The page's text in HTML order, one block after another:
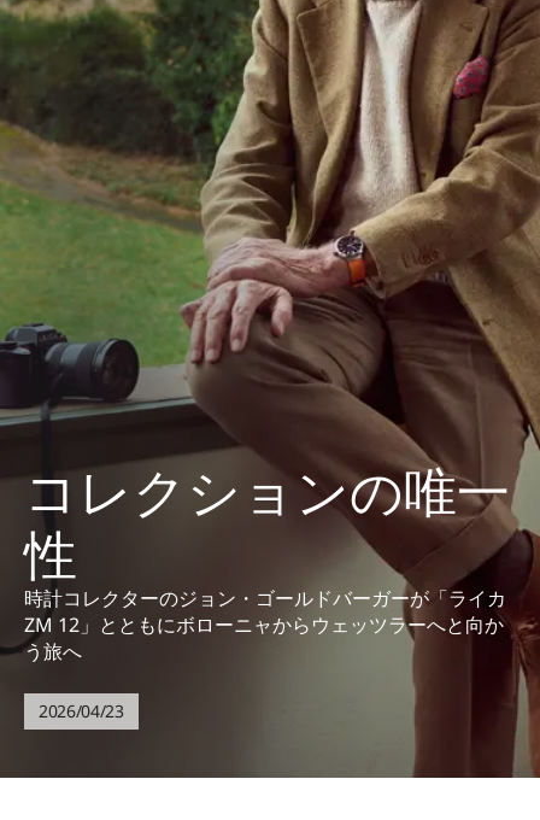
コレクションの唯一
性
時計コレクターのジョン・ゴールドバーガーが「ライカ
ZM 12」とともにボローニャからウェッツラーへと向か
う旅へ
2026/04/23